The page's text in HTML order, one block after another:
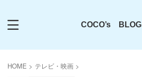
COCO’s BLOG
HOME > テレビ・映画 >